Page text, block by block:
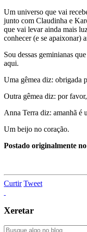
Um universo que vai
junto com Claudinha e
que vai levar ainda mais
conhecer (e se apaixonar)
Sou dessas geminianas
aqui.
Uma gêmea diz: obrigada
Outra gêmea diz: por
Anna Terra diz: amanhã é
Um beijo no coração.
Postado originalmente no
Curtir Tweet
Xeretar